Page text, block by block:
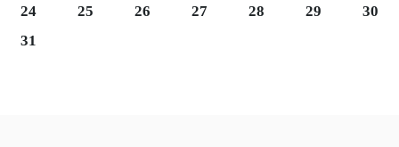
24 Martes 25
25 Miércoles 26
26 Jueves 27
27 Viernes 28
28 Sábado 29
29
30
31